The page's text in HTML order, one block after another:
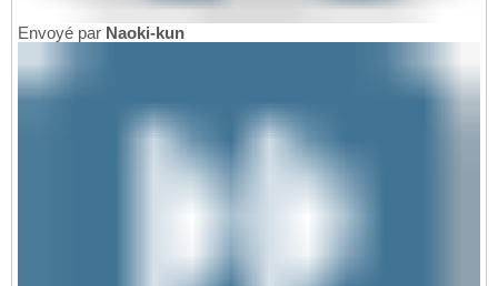
Envoyé par Naoki-kun